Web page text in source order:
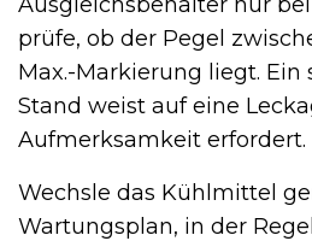
prüfe, ob der Pegel
Max.-Markierung liegt.
Stand weist auf eine
Aufmerksamkeit erfordert.
Wechsle das Kühlmittel
Wartungsplan, in der